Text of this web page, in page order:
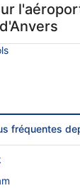
fréquentes